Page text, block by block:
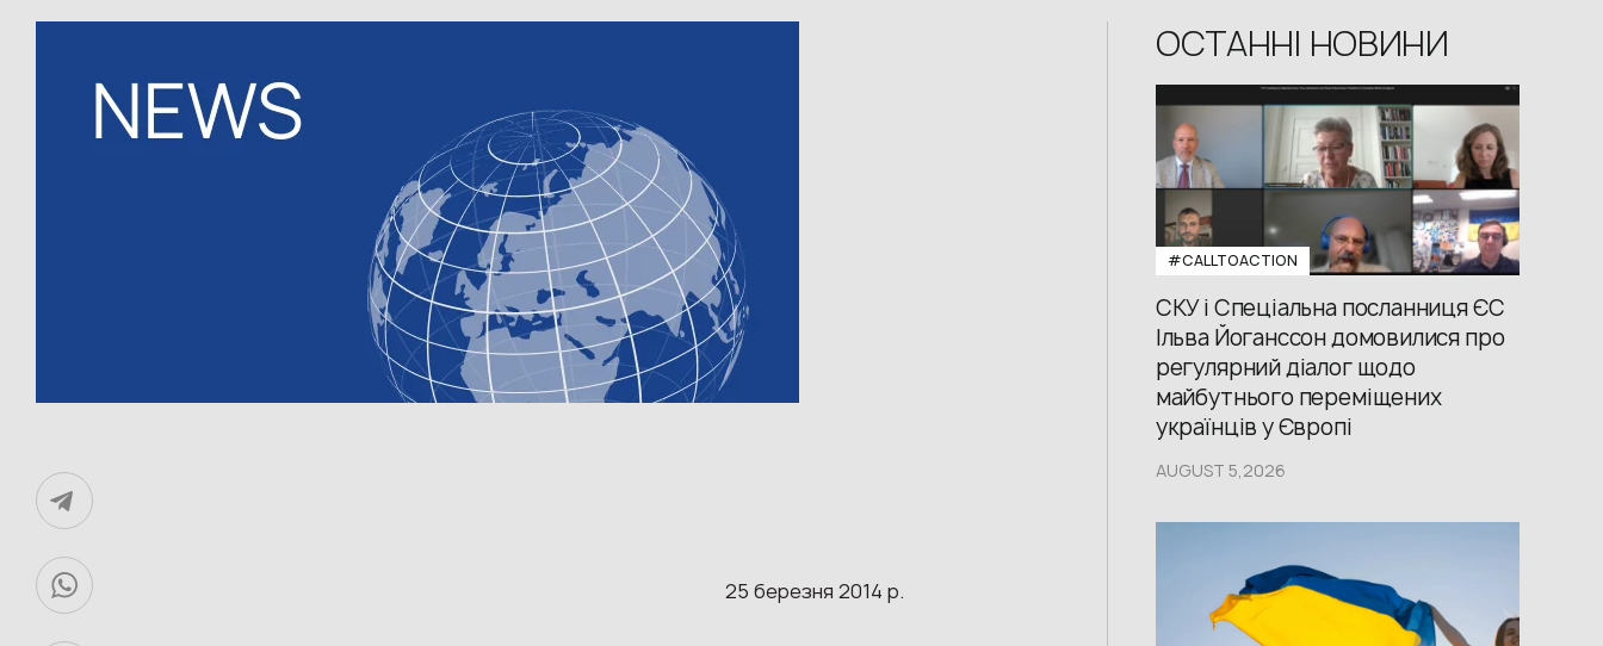
25 березня 2014 р.
ОСТАННІ НОВИНИ
#CALLTOACTION
СКУ і Спеціальна посланниця ЄС
Ільва Йоганссон домовилися про
регулярний діалог щодо
майбутнього переміщених
українців у Європі
AUGUST 5,2026